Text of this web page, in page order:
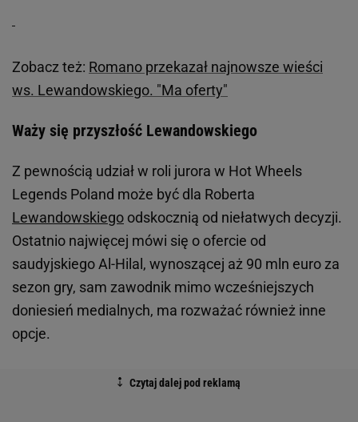
Zobacz też: Romano przekazał najnowsze wieści
ws. Lewandowskiego. "Ma oferty"
Waży się przyszłość Lewandowskiego
Z pewnością udział w roli jurora w Hot Wheels
Legends Poland może być dla Roberta
Lewandowskiego odskocznią od niełatwych decyzji.
Ostatnio najwięcej mówi się o ofercie od
saudyjskiego Al-Hilal, wynoszącej aż 90 mln euro za
sezon gry, sam zawodnik mimo wcześniejszych
doniesień medialnych, ma rozważać również inne
opcje.